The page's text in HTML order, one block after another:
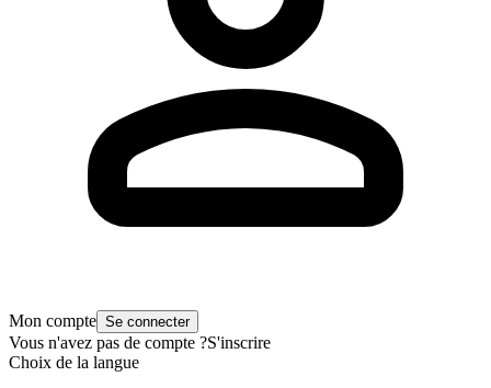
Mon compte Se connecter
Vous n'avez pas de compte ?S'inscrire
Choix de la langue